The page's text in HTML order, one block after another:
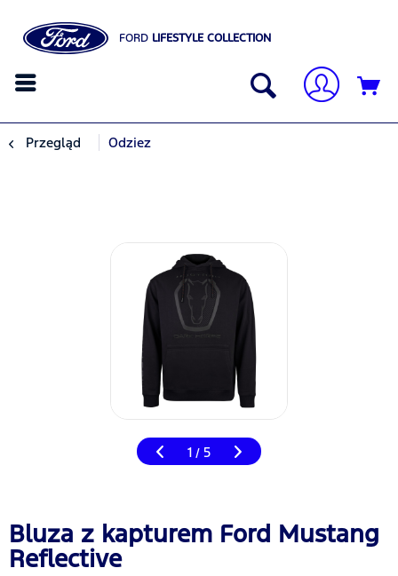
FORD LIFESTYLE COLLECTION
Przegląd Odziez
1 / 5
Bluza z kapturem Ford Mustang
Reflective